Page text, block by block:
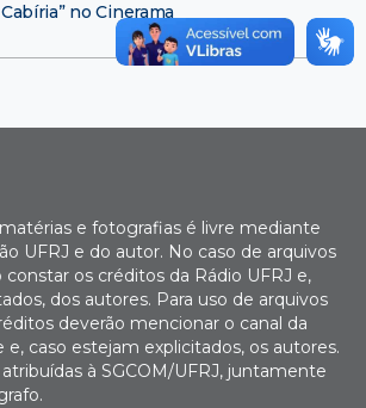
no Cinerama
e fotografias é livre mediante
UFRJ e do autor. No caso de arquivos
constar os créditos da Rádio UFRJ e,
dos autores. Para uso de arquivos
deverão mencionar o canal da
e, caso estejam explicitados, os autores.
à SGCOM/UFRJ, juntamente